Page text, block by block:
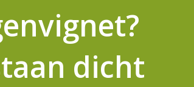
dicht